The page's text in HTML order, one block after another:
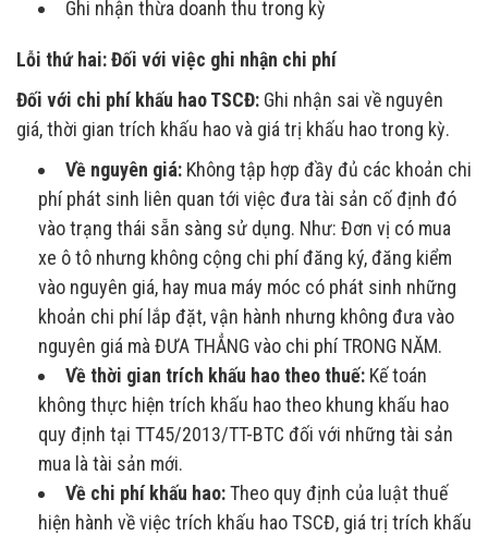
Ghi nhận thừa doanh thu trong kỳ
Lỗi thứ hai: Đối với việc ghi nhận chi phí
Đối với chi phí khấu hao TSCĐ: Ghi nhận sai về nguyên
giá, thời gian trích khấu hao và giá trị khấu hao trong kỳ.
Về nguyên giá: Không tập hợp đầy đủ các khoản chi
phí phát sinh liên quan tới việc đưa tài sản cố định đó
vào trạng thái sẵn sàng sử dụng. Như: Đơn vị có mua
xe ô tô nhưng không cộng chi phí đăng ký, đăng kiểm
vào nguyên giá, hay mua máy móc có phát sinh những
khoản chi phí lắp đặt, vận hành nhưng không đưa vào
nguyên giá mà ĐƯA THẲNG vào chi phí TRONG NĂM.
Về thời gian trích khấu hao theo thuế: Kế toán
không thực hiện trích khấu hao theo khung khấu hao
quy định tại TT45/2013/TT-BTC đối với những tài sản
mua là tài sản mới.
Về chi phí khấu hao:Theo quy định của luật thuế
hiện hành về việc trích khấu hao TSCĐ, giá trị trích khấu